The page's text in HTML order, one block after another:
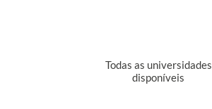
Todas as universidades
disponíveis